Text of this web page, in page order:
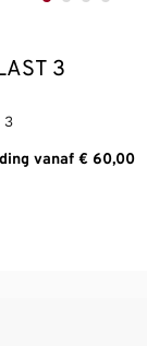
3
3
vanaf € 60,00